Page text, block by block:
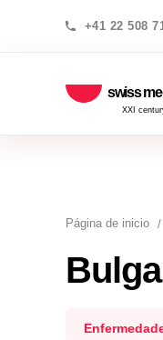
+41 22 508
swiss
XXI
Página de inicio